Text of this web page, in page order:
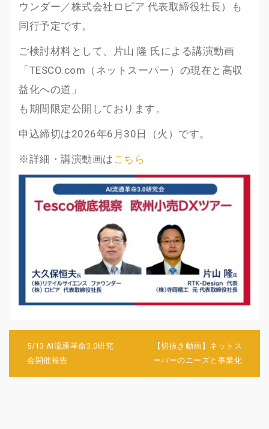
ウンダー／株式会社ロピア 代表取締役社長）も
同行予定です。
ご検討材料として、片山 隆 氏による講演動画
「TESCO.com（ネットスーパー）の現在と高収
益化への道」
も期間限定公開しております。
申込締切は2026年6月30日（火）です。
※詳細・講演動画は こちら
ゲ
5/13 AI流通革命3.0研究
会開催報告
【切抜き動画】ネットス
ーパーのニーズと事業化